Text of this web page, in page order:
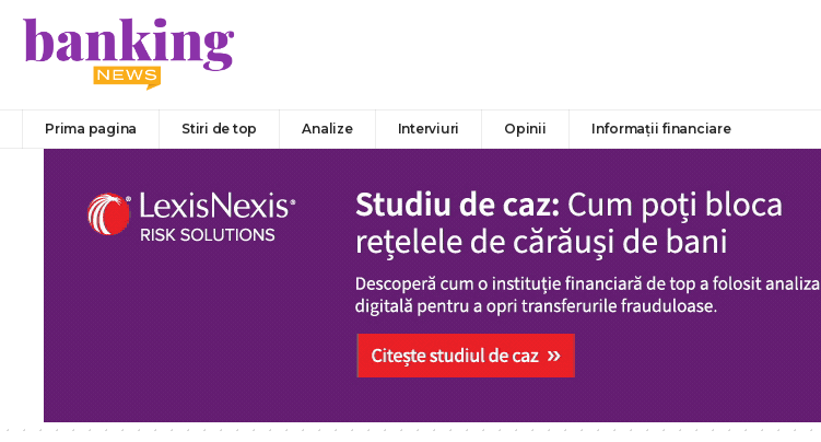
Prima pagina Stiri de top Analize Interviuri Opinii Informații financiare